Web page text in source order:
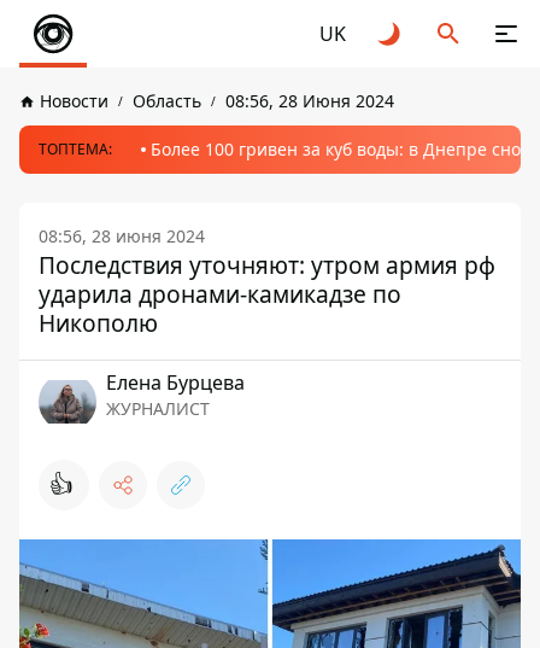
UK
Новости Область 08:56, 28 Июня 2024
ТОПТЕМА: Более 100 гривен за куб воды: в Днепре
08:56, 28 июня 2024
Последствия уточняют: утром армия рф
ударила дронами-камикадзе по
Никополю
Елена Бурцева
ЖУРНАЛИСТ
👍